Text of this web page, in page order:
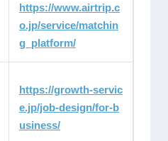
https://www.airtrip.c
o.jp/service/matchin
g_platform/
https://growth-servic
e.jp/job-design/for-b
usiness/